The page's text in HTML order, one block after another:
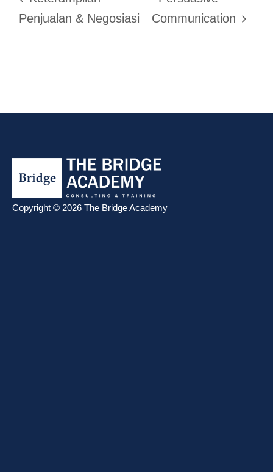
Penjualan & Negosiasi
Communication
Copyright © 2026 The Bridge Academy